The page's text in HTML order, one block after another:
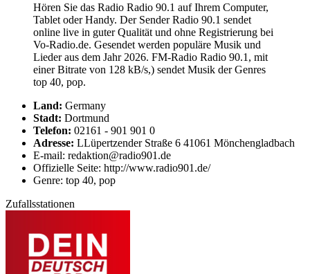
Hören Sie das Radio Radio 90.1 auf Ihrem Computer,
Tablet oder Handy. Der Sender Radio 90.1 sendet
online live in guter Qualität und ohne Registrierung bei
Vo-Radio.de. Gesendet werden populäre Musik und
Lieder aus dem Jahr 2026. FM-Radio Radio 90.1, mit
einer Bitrate von 128 kB/s,) sendet Musik der Genres
top 40, pop.
Land: Germany
Stadt: Dortmund
Telefon: 02161 - 901 901 0
Adresse: LLüpertzender Straße 6 41061 Mönchengladbach
E-mail: redaktion@radio901.de
Offizielle Seite: http://www.radio901.de/
Genre: top 40, pop
Zufallsstationen